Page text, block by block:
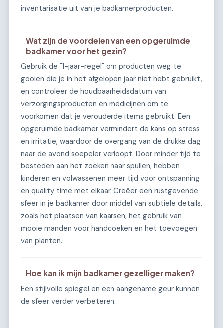
inventarisatie uit van je badkamerproducten.
Wat zijn de voordelen van een opgeruimde
badkamer voor het gezin?
Gebruik de "1-jaar-regel" om producten weg te
gooien die je in het afgelopen jaar niet hebt gebruikt,
en controleer de houdbaarheidsdatum van
verzorgingsproducten en medicijnen om te
voorkomen dat je verouderde items gebruikt. Een
opgeruimde badkamer vermindert de kans op stress
en irritatie, waardoor de overgang van de drukke dag
naar de avond soepeler verloopt. Door minder tijd te
besteden aan het zoeken naar spullen, hebben
kinderen en volwassenen meer tijd voor ontspanning
en quality time met elkaar. Creëer een rustgevende
sfeer in je badkamer door middel van subtiele details,
zoals het plaatsen van kaarsen, het gebruik van
mooie manden voor handdoeken en het toevoegen
van planten.
Hoe kan ik mijn badkamer gezelliger maken?
Een stijlvolle spiegel en een aangename geur kunnen
de sfeer verder verbeteren.